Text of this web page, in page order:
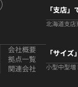
会社概要
拠点一覧
関連会社
「支店
北海道支店
「サイ
小型中型増